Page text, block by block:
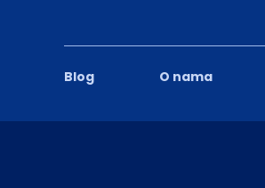
Blog O nama